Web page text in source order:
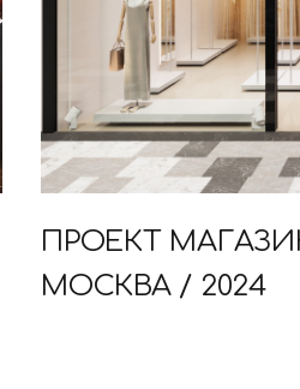
ПРОЕКТ
МОСКВА / 2024